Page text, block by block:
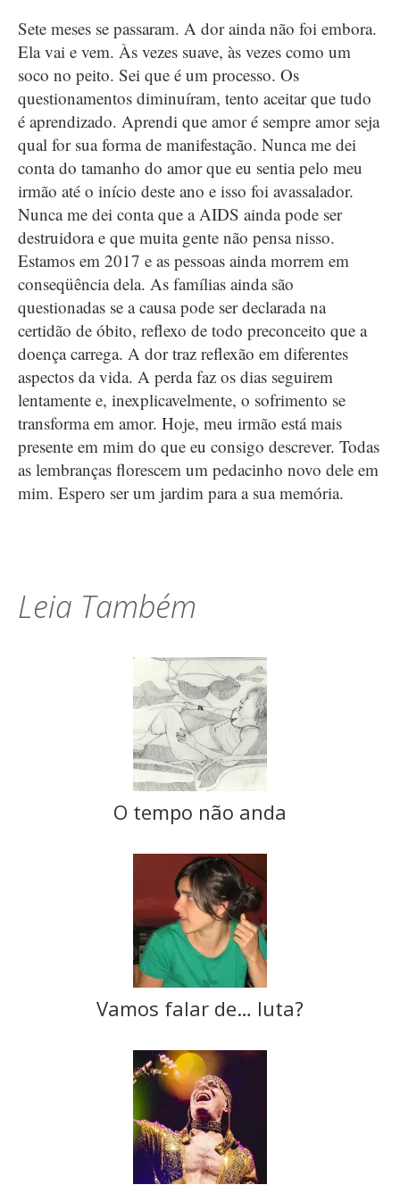
Sete meses se passaram. A dor ainda não foi embora.
Ela vai e vem. Às vezes suave, às vezes como um
soco no peito. Sei que é um processo. Os
questionamentos diminuíram, tento aceitar que tudo
é aprendizado. Aprendi que amor é sempre amor seja
qual for sua forma de manifestação. Nunca me dei
conta do tamanho do amor que eu sentia pelo meu
irmão até o início deste ano e isso foi avassalador.
Nunca me dei conta que a AIDS ainda pode ser
destruidora e que muita gente não pensa nisso.
Estamos em 2017 e as pessoas ainda morrem em
conseqüência dela. As famílias ainda são
questionadas se a causa pode ser declarada na
certidão de óbito, reflexo de todo preconceito que a
doença carrega. A dor traz reflexão em diferentes
aspectos da vida. A perda faz os dias seguirem
lentamente e, inexplicavelmente, o sofrimento se
transforma em amor. Hoje, meu irmão está mais
presente em mim do que eu consigo descrever. Todas
as lembranças florescem um pedacinho novo dele em
mim. Espero ser um jardim para a sua memória.
Leia Também
O tempo não anda
Vamos falar de… luta?